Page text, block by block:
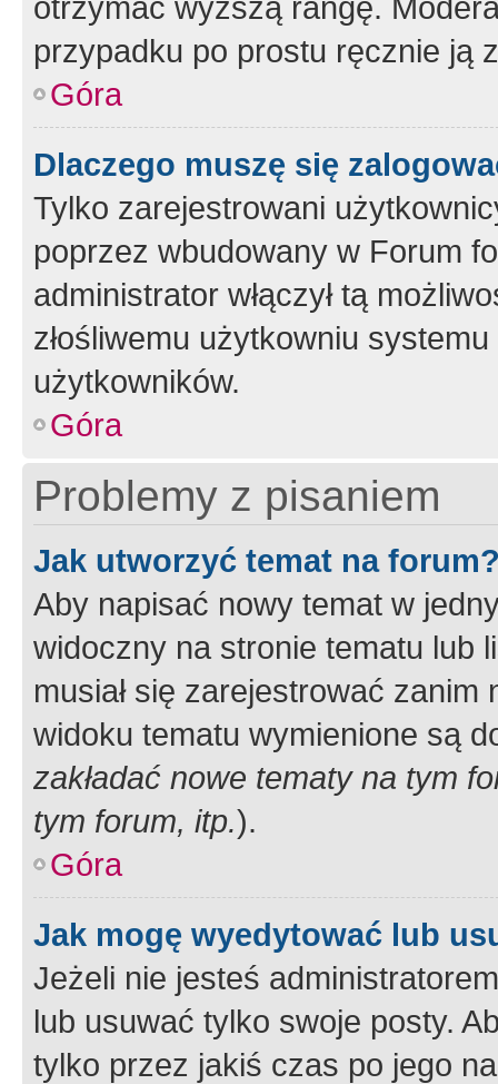
przypadku po prostu ręcznie ją
Góra
Dlaczego muszę się
Tylko zarejestrowani
poprzez wbudowany w Forum
administrator włączył tą
złośliwemu użytkowniu
użytkowników.
Góra
Problemy z pisaniem
Jak utworzyć temat na
Aby napisać nowy temat w
widoczny na stronie tematu lub
musiał się zarejestrować
widoku tematu wymienione są
zakładać nowe tematy na tym
tym forum, itp.).
Góra
Jak mogę wyedytować lub
Jeżeli nie jesteś
lub usuwać tylko swoje posty.
tylko przez jakiś czas po jego